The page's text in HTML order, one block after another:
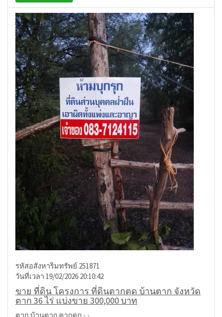
รหัสอสังหาริมทรัพย์ 251871
วันที่เวลา 19/02/2026 20:10:42
ขาย ที่ดิน โครงการ ที่ดินตากตด บ้านตาก จังหวัด
ตาก 36 ไร่ แบ่งขาย 300,000 บาท